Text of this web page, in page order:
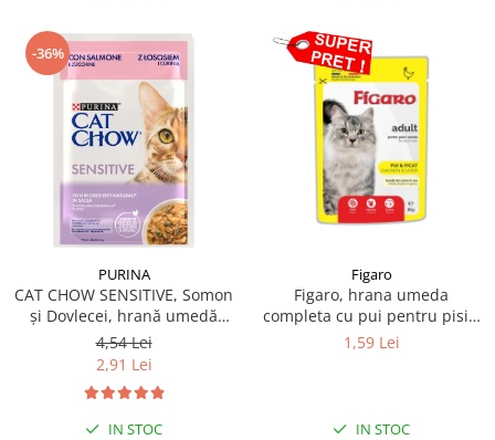
-36%
PURINA
CAT CHOW SENSITIVE, Somon
și Dovlecei, hrană umedă
pentru pisici 1x85 g
4,54 Lei
2,91 Lei
IN STOC
Figaro
Figaro, hrana umeda
completa cu pui pentru pisici
adulte 85 g
1,59 Lei
IN STOC